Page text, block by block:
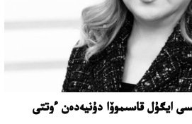
ايگۇل قاسىموۆا دۇنيەدەن ءوتتى